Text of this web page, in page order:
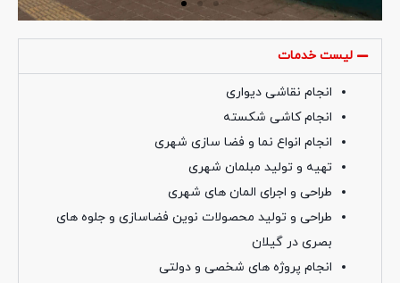
لیست خدمات
انجام نقاشی دیواری
انجام کاشی شکسته
انجام انواع نما و فضا سازی شهری
تهیه و تولید مبلمان شهری
طراحی و اجرای المان های شهری
طراحی و تولید محصولات نوین فضاسازی و جلوه های
بصری در گیلان
انجام پروژه های شخصی و دولتی